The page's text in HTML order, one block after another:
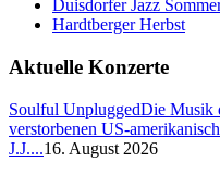
Duisdorfer Jazz
Hardtberger Herbst
Aktuelle Konzerte
Soulful UnpluggedDie Musik
verstorbenen US-
J.J....16. August 2026